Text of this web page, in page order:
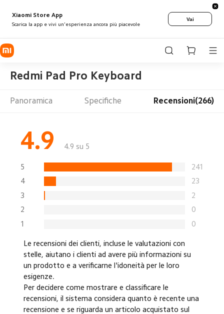
Xiaomi Store App
Scarica la app e vivi un'esperienza ancora più piacevole
Vai
Redmi Pad Pro Keyboard
Panoramica Specifiche Recensioni(266)
4.9 4.9 su 5
5
241
4
23
3
2
2
0
1
0
Le recensioni dei clienti, incluse le valutazioni con
stelle, aiutano i clienti ad avere più informazioni su
un prodotto e a verificarne l'idoneità per le loro
esigenze.
Per decidere come mostrare e classificare le
recensioni, il sistema considera quanto è recente una
recensione e se riguarda un articolo acquistato sul